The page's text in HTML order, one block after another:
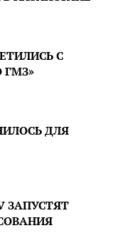
С
ГМЗ»
ДЛЯ
ЗАПУСТЯТ